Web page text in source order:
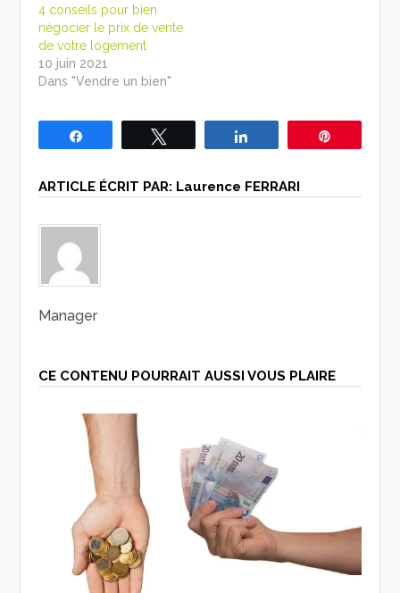
4 conseils pour bien
négocier le prix de vente
de votre logement
10 juin 2021
Dans "Vendre un bien"
ARTICLE ÉCRIT PAR: Laurence FERRARI
Manager
CE CONTENU POURRAIT AUSSI VOUS PLAIRE